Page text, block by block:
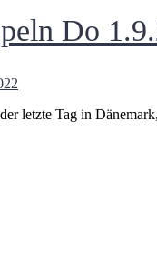
Do
letzte Tag in